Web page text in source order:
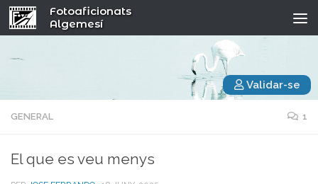
Fotoaficionats
Algemesí
Validar-se
GENERAL 1
El que es veu menys